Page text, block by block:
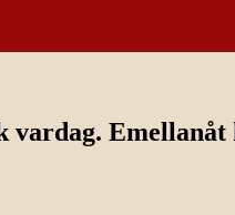
vardag.